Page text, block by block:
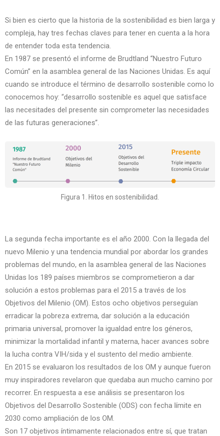
Si bien es cierto que la historia de la sostenibilidad es bien larga y
compleja, hay tres fechas claves para tener en cuenta a la hora
de entender toda esta tendencia.
En 1987 se presentó el informe de Brudtland “Nuestro Futuro
Común” en la asamblea general de las Naciones Unidas. Es aquí
cuando se introduce el término de desarrollo sostenible como lo
conocemos hoy: “desarrollo sostenible es aquel que satisface
las necesitades del presente sin comprometer las necesidades
de las futuras generaciones”.
Figura 1. Hitos en sostenibilidad.
La segunda fecha importante es el año 2000. Con la llegada del
nuevo Milenio y una tendencia mundial por abordar los grandes
problemas del mundo, en la asamblea general de las Naciones
Unidas los 189 países miembros se comprometieron a dar
solución a estos problemas para el 2015 a través de los
Objetivos del Milenio (OM). Estos ocho objetivos perseguían
erradicar la pobreza extrema, dar solución a la educación
primaria universal, promover la igualdad entre los géneros,
minimizar la mortalidad infantil y materna, hacer avances sobre
la lucha contra VIH/sida y el sustento del medio ambiente.
En 2015 se evaluaron los resultados de los OM y aunque fueron
muy inspiradores revelaron que quedaba aun mucho camino por
recorrer. En respuesta a ese análisis se presentaron los
Objetivos del Desarrollo Sostenible (ODS) con fecha límite en
2030 como ampliación de los OM.
Son 17 objetivos íntimamente relacionados entre sí, que tratan